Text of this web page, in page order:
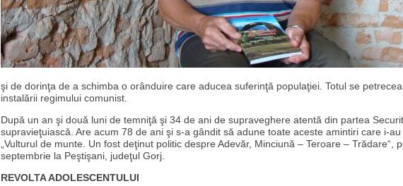
şi de dorinţa de a schimba o orânduire care aducea suferinţă populaţiei. Totul se
instalării regimului comunist.
După un an şi două luni de temniţă şi 34 de ani de supraveghere atentă din partea
supravieţuiască. Are acum 78 de ani şi s-a gândit să adune toate aceste amintiri care i-
„Vulturul de munte. Un fost deţinut politic despre Adevăr, Minciună – Teroare – Trădare“,
septembrie la Peştişani, judeţul Gorj.
REVOLTA ADOLESCENTULUI